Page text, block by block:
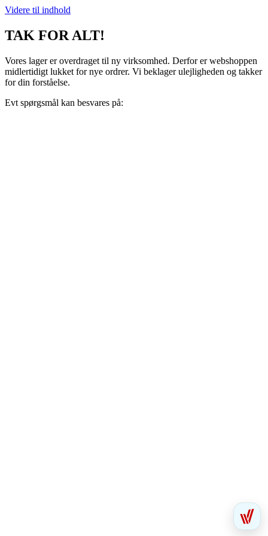
Videre til indhold
TAK FOR ALT!
Vores lager er overdraget til ny virksomhed. Derfor er webshoppen
midlertidigt lukket for nye ordrer. Vi beklager ulejligheden og takker
for din forståelse.
Evt spørgsmål kan besvares på: